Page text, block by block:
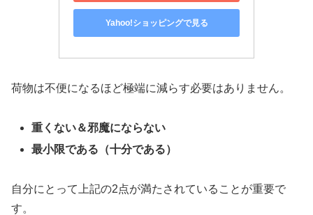
Yahoo!ショッピングで見る
荷物は不便になるほど極端に減らす必要はありません。
重くない＆邪魔にならない
最小限である（十分である）
自分にとって上記の2点が満たされていることが重要で
す。